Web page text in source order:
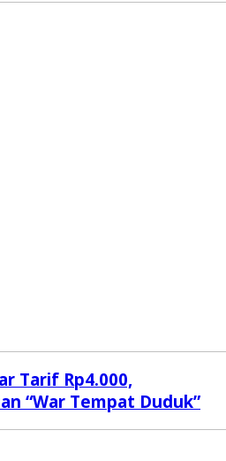
Tarif Rp4.000,
“War Tempat Duduk”